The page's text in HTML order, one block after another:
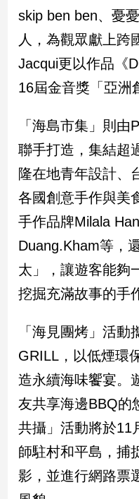
觀
兩
國
社
地
方
新
冠
病
專
區
台
灣
觀
南
台
灣
觀
點
skip ben ben、憂
人，為觀眾獻上跨
Jacqui更以作品《
16屆金音獎「亞洲
「海島市集」則
聯手打造，集結超
隆在地青年設計、
各國創意手作與美
手作品牌Milala
Duang.Kham等，
太」，讓遊客能夠
挖掘充滿故事的手
「海見團烤」活
GRILL，以低煙環
造永續海味饗宴。
友共享海邊BBQ的
共攝」活動將於11
師駐村和平島，捕
影，並進行網路票